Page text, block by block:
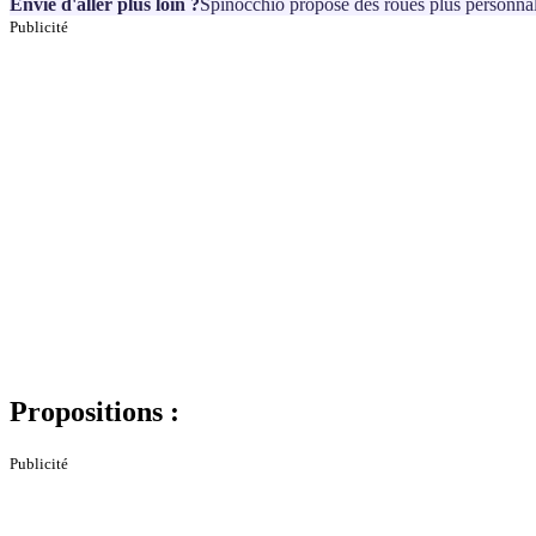
Publicité
Propositions :
Publicité